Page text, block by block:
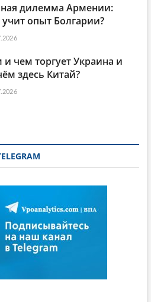
дилемма Армении:
опыт Болгарии?
и чем торгует Украина и
здесь Китай?